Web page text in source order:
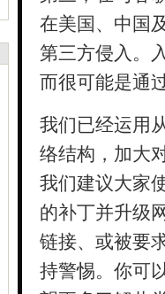
在美国、中国
第三方侵入。
而很可能是通
我们已经运用
络结构，加大
我们建议大家
的补丁并升级
链接、或被要
持警惕。你可